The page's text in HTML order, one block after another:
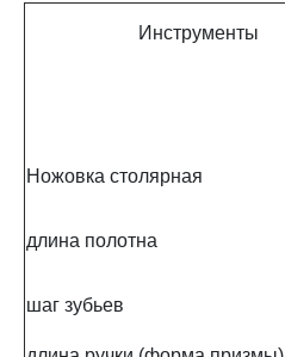
Инструменты
Ножовка столярная
длина полотна
шаг зубьев